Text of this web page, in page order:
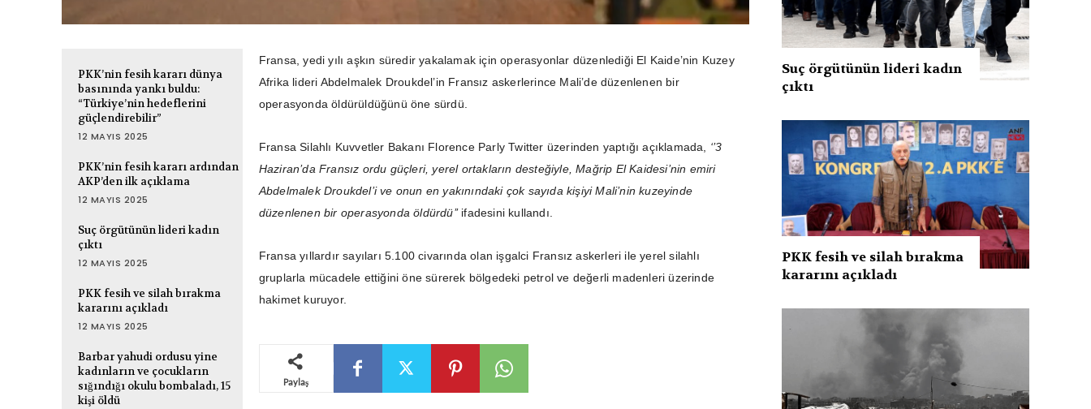
PKK’nin fesih kararı dünya
basınında yankı buldu:
“Türkiye’nin hedeflerini
güçlendirebilir”
12 MAYIS 2025
PKK’nin fesih kararı ardından
AKP’den ilk açıklama
12 MAYIS 2025
Suç örgütünün lideri kadın
çıktı
12 MAYIS 2025
PKK fesih ve silah bırakma
kararını açıkladı
12 MAYIS 2025
Barbar yahudi ordusu yine
kadınların ve çocukların
sığındığı okulu bombaladı, 15
kişi öldü
Fransa, yedi yılı aşkın süredir yakalamak için operasyonlar düzenlediği El Kaide’nin Kuzey
Afrika lideri Abdelmalek Droukdel’in Fransız askerlerince Mali’de düzenlenen bir
operasyonda öldürüldüğünü öne sürdü.
Fransa Silahlı Kuvvetler Bakanı Florence Parly Twitter üzerinden yaptığı açıklamada, ‘’3
Haziran’da Fransız ordu güçleri, yerel ortakların desteğiyle, Mağrip El Kaidesi’nin emiri
Abdelmalek Droukdel’i ve onun en yakınındaki çok sayıda kişiyi Mali’nin kuzeyinde
düzenlenen bir operasyonda öldürdü’’ifadesini kullandı.
Fransa yıllardır sayıları 5.100 civarında olan işgalci Fransız askerleri ile yerel silahlı
gruplarla mücadele ettiğini öne sürerek bölgedeki petrol ve değerli madenleri üzerinde
hakimet kuruyor.
Paylaş
Suç örgütünün lideri kadın
çıktı
PKK fesih ve silah bırakma
kararını açıkladı